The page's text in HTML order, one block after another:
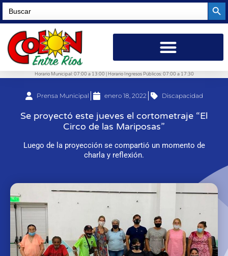
Search
for:
Horario Municipal: 07:00 a 13:00 | Horario Ingresos Públicos: 07:00 a 17:30
Prensa Municipal enero 18, 2022 Discapacidad
Se proyectó este jueves el cortometraje “El
Circo de las Mariposas”
Luego de la proyección se compartió un momento de
charla y reflexión.